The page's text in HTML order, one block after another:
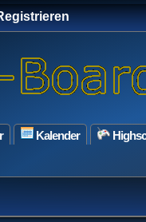
Kalender